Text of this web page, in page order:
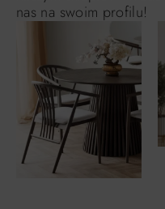
nas na swoim profilu!